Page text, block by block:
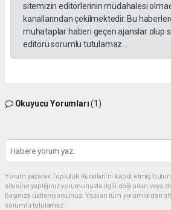
sitemizin editörlerinin müdahalesi
kanallarından çekilmektedir. Bu
muhataplar haberi geçen ajanslar olup
editörü sorumlu tutulamaz...
Okuyucu Yorumları(1)
Yorum yazarak Topluluk Kuralları’nı kabul etmiş
sitesine yaptığınız yorumunuzla ilgili doğrudan veya
başınıza üstleniyorsunuz. Yazılan tüm yorumlardan
sorumlu tutulamaz.